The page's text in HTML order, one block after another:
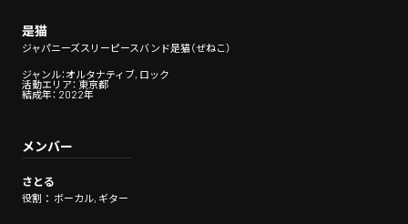
是猫
ジャパニーズスリーピースバンド是猫（ぜねこ）
ジャンル：オルタナティブ, ロック
活動エリア： 東京都
結成年： 2022年
メンバー
さとる
役割： ボーカル, ギター